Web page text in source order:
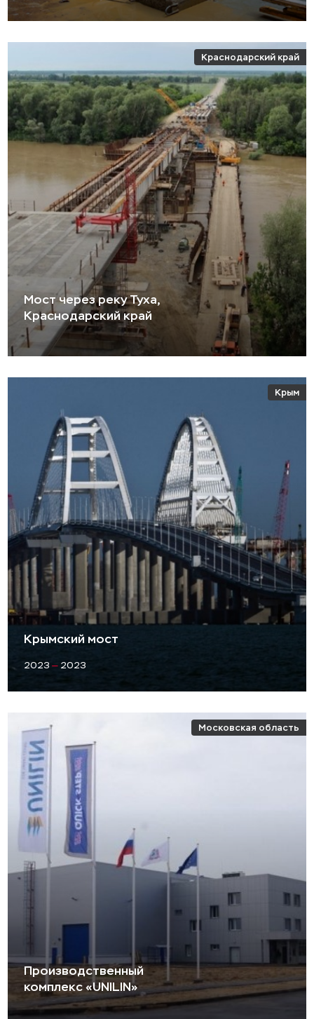
Краснодарский край
Мост через реку Туха,
Краснодарский край
Крым
Крымский мост
2023 —2023
Московская область
Производственный
комплекс «UNILIN»